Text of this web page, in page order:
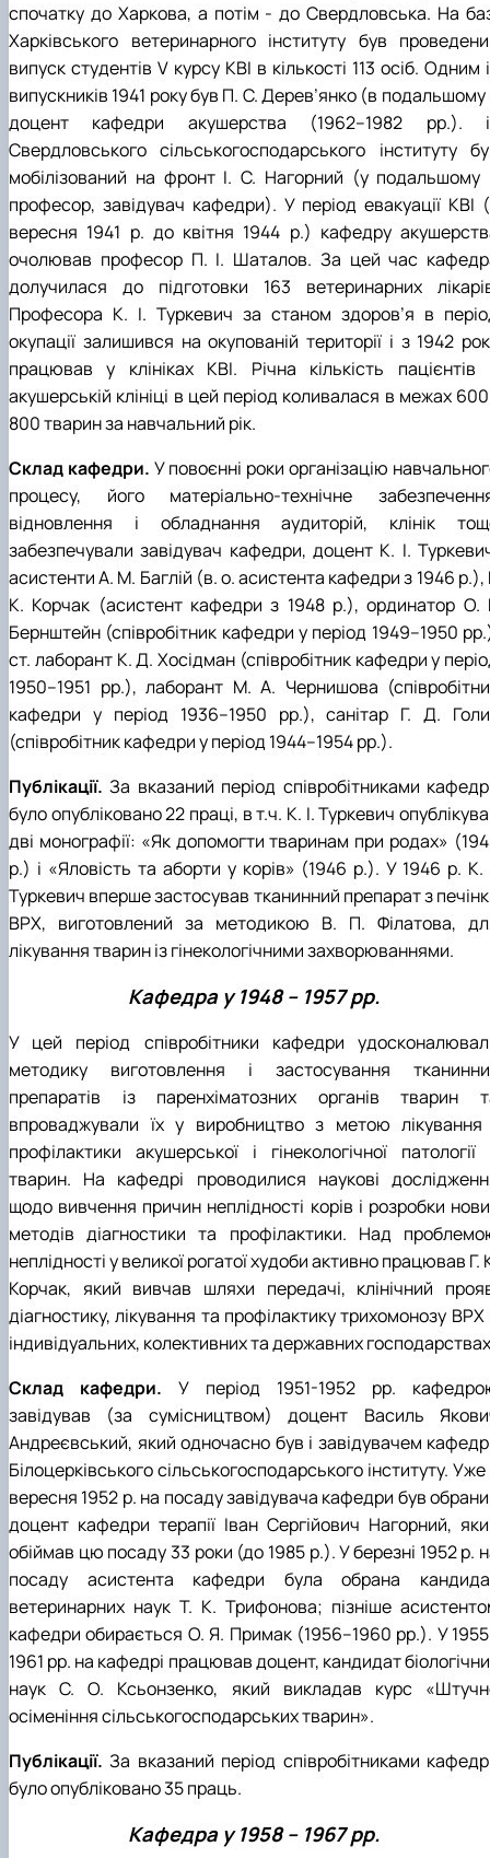
спочатку до Харкова, а потім - до Свердловська. На
Харківського ветеринарного інституту був
випуск студентів V курсу КВІ в кількості 113 осіб. Одним
випускників 1941 року був П. С. Дерев’янко (в подальшому
доцент кафедри акушерства (1962–1982 рр.).
Свердловського сільськогосподарського інституту
мобілізований на фронт І. С. Нагорний (у подальшому
професор, завідувач кафедри). У період евакуації КВІ
вересня 1941 р. до квітня 1944 р.) кафедру
очолював професор П. І. Шаталов. За цей час
долучилася до підготовки 163 ветеринарних
Професора К. І. Туркевич за станом здоров’я в
окупації залишився на окупованій території і з 1942
працював у клініках КВІ. Річна кількість пацієнтів
акушерській клініці в цей період коливалася в межах
800 тварин за навчальний рік.
Склад кафедри. У повоєнні роки організацію
процесу, його матеріально-технічне
відновлення і обладнання аудиторій, клінік
забезпечували завідувач кафедри, доцент К. І.
асистенти А. М. Баглій (в. о. асистента кафедри з 1946 р.),
К. Корчак (асистент кафедри з 1948 р.), ординатор О.
Бернштейн (співробітник кафедри у період 1949–1950
ст. лаборант К. Д. Хосідман (співробітник кафедри у
1950–1951 рр.), лаборант М. А. Чернишова
кафедри у період 1936–1950 рр.), санітар Г. Д.
(співробітник кафедри у період 1944–1954 рр.).
Публікації.За вказаний період співробітниками
було опубліковано 22 праці, в т.ч. К. І. Туркевич
дві монографії: «Як допомогти тваринам при родах»
р.) і «Яловість та аборти у корів» (1946 р.). У 1946 р. К.
Туркевич вперше застосував тканинний препарат з
ВРХ, виготовлений за методикою В. П. Філатова,
лікування тварин із гінекологічними захворюваннями.
Кафедра у 1948 – 1957 рр.
У цей період співробітники кафедри
методику виготовлення і застосування
препаратів із паренхіматозних органів тварин
впроваджували їх у виробництво з метою лікування
профілактики акушерської і гінекологічної патології
тварин. На кафедрі проводилися наукові
щодо вивчення причин неплідності корів і розробки
методів діагностики та профілактики. Над
неплідності у великої рогатої худоби активно працював Г.
Корчак, який вивчав шляхи передачі, клінічний
діагностику, лікування та профілактику трихомонозу ВРХ
індивідуальних, колективних та державних
Склад кафедри.У період 1951-1952 рр.
завідував (за сумісництвом) доцент Василь
Андреєвський, який одночасно був і завідувачем
Білоцерківського сільськогосподарського інституту. Уже
вересня 1952 р. на посаду завідувача кафедри був
доцент кафедри терапії Іван Сергійович Нагорний,
обіймав цю посаду 33 роки (до 1985 р.). У березні 1952 р.
посаду асистента кафедри була обрана
ветеринарних наук Т. К. Трифонова; пізніше
кафедри обирається О. Я. Примак (1956–1960 рр.). У
1961 рр. на кафедрі працював доцент, кандидат
наук С. О. Ксьонзенко, який викладав курс
осіменіння сільськогосподарських тварин».
Публікації.За вказаний період співробітниками
було опубліковано 35 праць.
Кафедра у 1958 – 1967 рр.